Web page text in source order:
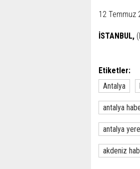
12 Temmuz
İSTANBUL,
Etiketler:
Antalya
antalya
antalya
akdeniz